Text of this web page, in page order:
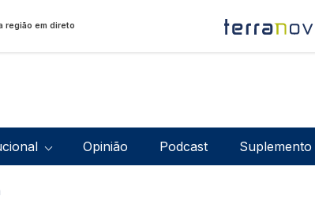
região em direto
Opinião Podcast Suplemento